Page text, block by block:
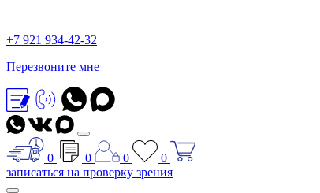
+7 921 934-42-32
Перезвоните мне
0 0 0
0
записаться на проверку зрения